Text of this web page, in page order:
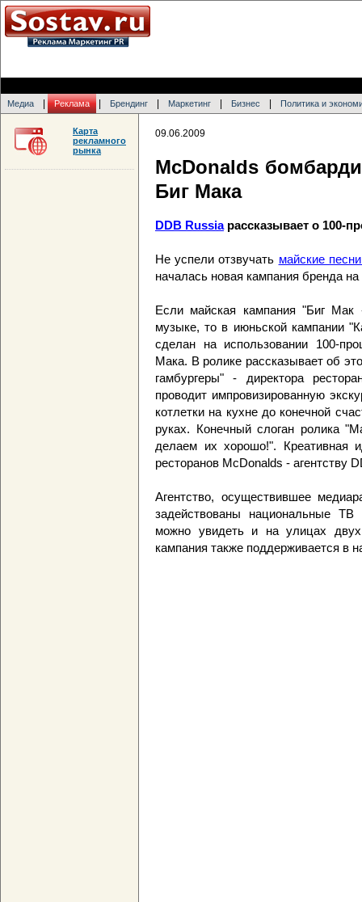
Медиа Реклама Брендинг Маркетинг Бизнес Политика и
09.06.2009
McDonalds
Биг Мака
DDB Russiaрассказывает о 100-
Не успели отзвучать майские
началась новая кампания бренда
Если майская кампания "Биг
музыке, то в июньской кампании
сделан на использовании 100-
Мака. В ролике рассказывает об
гамбургеры" - директора
проводит импровизированную
котлетки на кухне до конечной
руках. Конечный слоган ролика
делаем их хорошо!". Креативная
ресторанов McDonalds - агентству
Агентство, осуществившее
задействованы национальные
можно увидеть и на улицах
кампания также поддерживается в
Карта
рекламного
рынка